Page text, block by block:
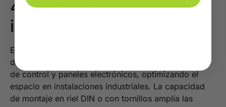
48V CA para aplicaciones
industriales
El diseño compacto del LC1D25E7, con solo 45 mm
de ancho, facilita su integración en distintos tableros
de control y paneles electrónicos, optimizando el
espacio en instalaciones industriales. La capacidad
de montaje en riel DIN o con tornillos amplía las